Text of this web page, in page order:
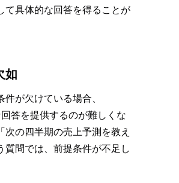
て具体的な回答を得ることが
如
が欠けている場合、
答を提供するのが難しくな
次の四半期の売上予測を教え
質問では、前提条件が不足し